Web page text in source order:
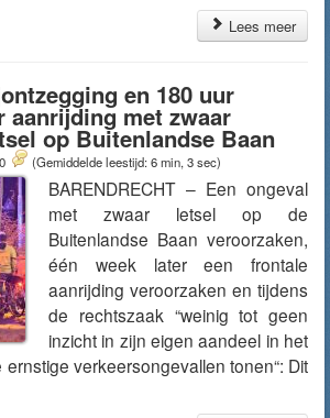
Lees meer
en 180 uur
aanrijding met zwaar
op Buitenlandse Baan
(Gemiddelde leestijd: 6 min, 3 sec)
BARENDRECHT – Een ongeval
met zwaar letsel op de
Buitenlandse Baan veroorzaken,
één week later een frontale
aanrijding veroorzaken en tijdens
de rechtszaak “weinig tot geen
inzicht in zijn eigen aandeel in het
verkeersongevallen tonen“: Dit